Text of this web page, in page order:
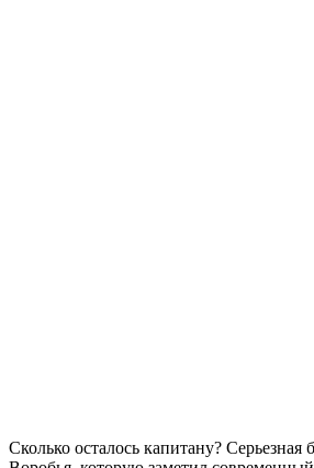
Сколько осталось капитану? Серьезная